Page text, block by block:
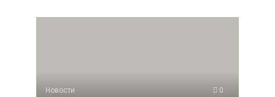
Новости 0